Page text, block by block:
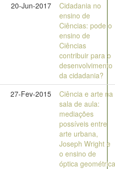
20-Jun-2017
Cidadania no
ensino de
Ciências: pode o
ensino de
Ciências
contribuir para o
desenvolvimento
da cidadania?
27-Fev-2015
Ciência e arte na
sala de aula:
mediações
possíveis entre
arte urbana,
Joseph Wright e
o ensino de
óptica geométrica